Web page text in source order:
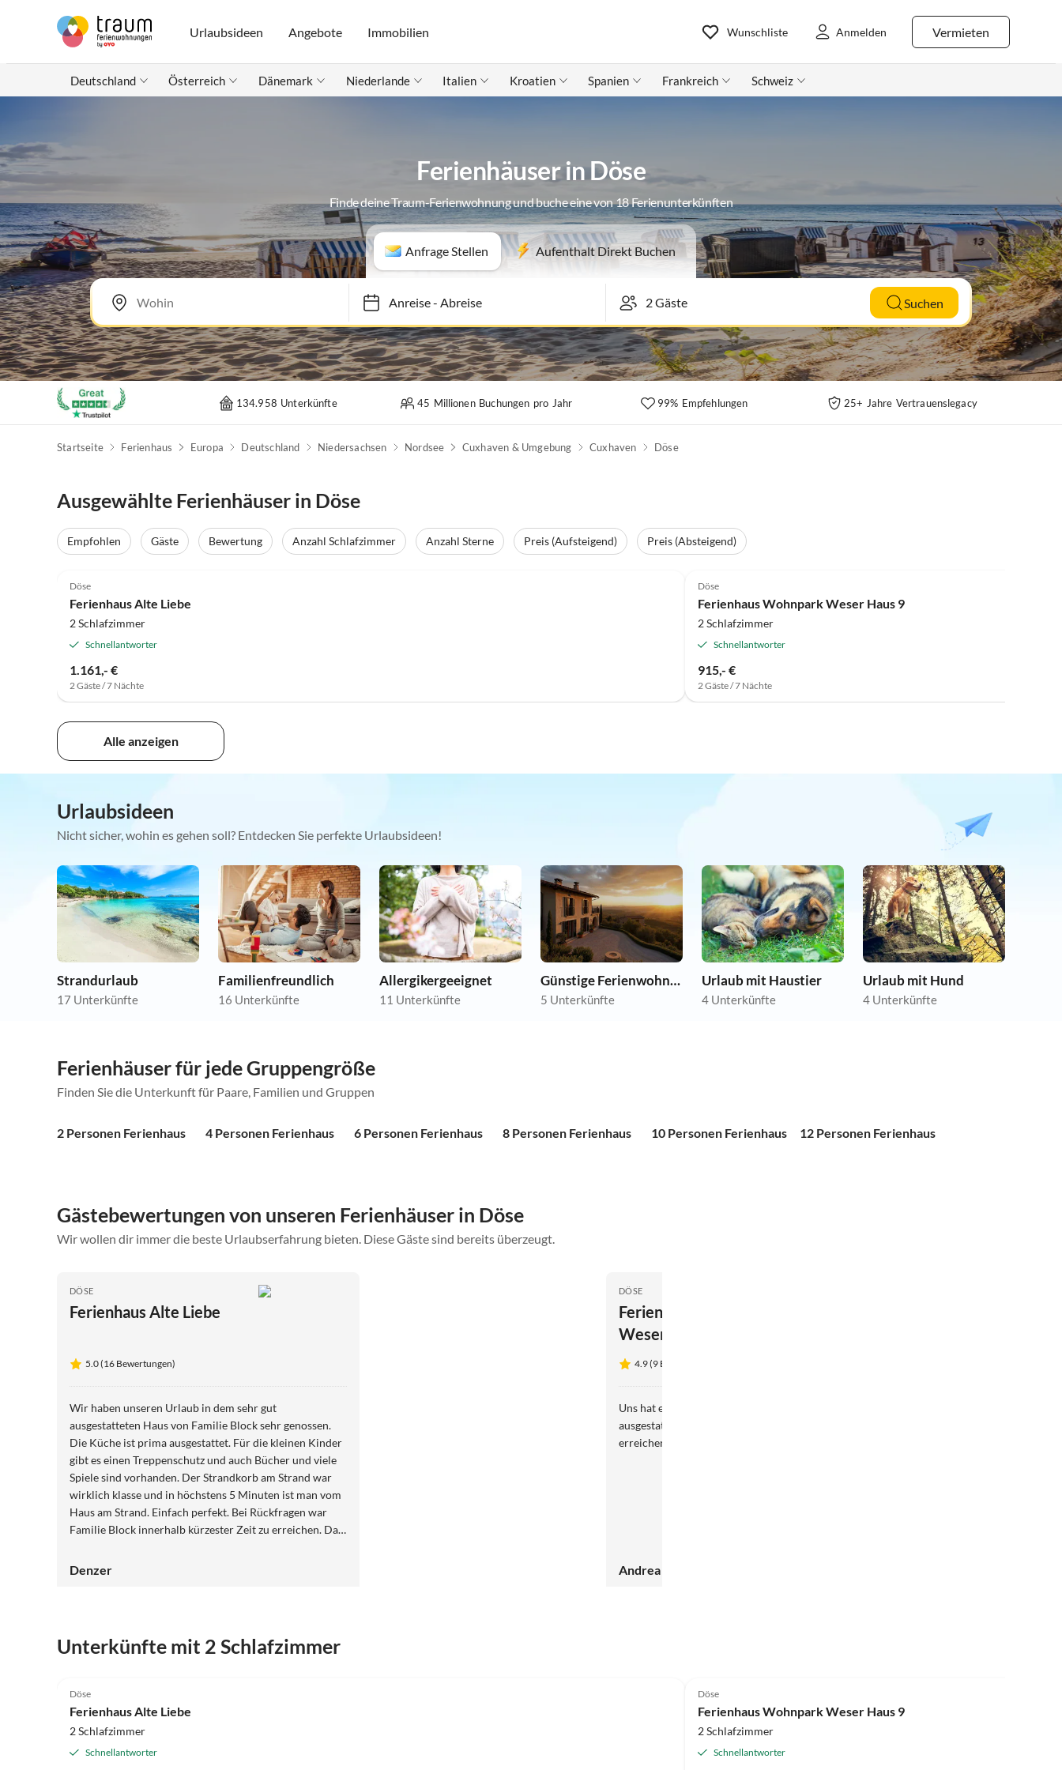
Urlaubsideen Angebote Immobilien Vermieten
Wunschliste Anmelden
Deutschland Österreich Dänemark Niederlande Italien Kroatien Spanien Frankreich Schweiz
Ferienhäuser in Döse
Finde deine Traum-Ferienwohnung und buche eine von 18 Ferienunterkünften
Anfrage Stellen Aufenthalt Direkt Buchen
Anreise- Abreise Suchen
134.958 Unterkünfte 45 Millionen Buchungen pro Jahr 99% Empfehlungen 25+ Jahre Vertrauenslegacy
Startseite Ferienhaus Europa Deutschland Niedersachsen Nordsee Cuxhaven & Umgebung Cuxhaven Döse
Ausgewählte Ferienhäuser in Döse
Empfohlen Gäste Bewertung Anzahl Schlafzimmer Anzahl Sterne Preis (Aufsteigend)
Preis (Absteigend)
Döse
Ferienhaus Alte Liebe
2 Schlafzimmer
Schnellantworter
1.161,- €
2 Gäste / 7 Nächte
Döse
Ferienhaus Wohnpark Weser Haus 9
2 Schlafzimmer
Schnellantworter
915,- €
2 Gäste / 7 Nächte
Alle anzeigen
Urlaubsideen
Nicht sicher, wohin es gehen soll? Entdecken Sie perfekte Urlaubsideen!
Strandurlaub
17 Unterkünfte
Familienfreundlich
16 Unterkünfte
Allergikergeeignet
11 Unterkünfte
Günstige Ferienwohnungen
5 Unterkünfte
Urlaub mit Haustier
4 Unterkünfte
Urlaub mit Hund
4 Unterkünfte
Ferienhäuser für jede Gruppengröße
Finden Sie die Unterkunft für Paare, Familien und Gruppen
2 Personen Ferienhaus 4 Personen Ferienhaus 6 Personen Ferienhaus 8 Personen Ferienhaus 10 Personen Ferienhaus 12 Personen Ferienhaus
Gästebewertungen von unseren Ferienhäuser in Döse
Wir wollen dir immer die beste Urlaubserfahrung bieten. Diese Gäste sind bereits überzeugt.
DÖSE
Ferienhaus Alte Liebe
5.0 (16 Bewertungen)
Wir haben unseren Urlaub in dem sehr gut
ausgestatteten Haus von Familie Block sehr genossen.
Die Küche ist prima ausgestattet. Für die kleinen Kinder
gibt es einen Treppenschutz und auch Bücher und viele
Spiele sind vorhanden. Der Strandkorb am Strand war
wirklich klasse und in höchstens 5 Minuten ist man vom
Haus am Strand. Einfach perfekt. Bei Rückfragen war
Familie Block innerhalb kürzester Zeit zu erreichen. Das
Einkaufen oder zum Bäcker sind es nur ein paar
Denzer
DÖSE
Ferienhaus Wohnpark
Weser Haus 9
4.9 (9 Bewertungen)
Uns hat es sehr gut gefallen, die Küche ist sehr gut
ausgestattet. Die Lage ist super, man kann alles fussläufig
erreichen
Andrea Brokfeld
Unterkünfte mit 2 Schlafzimmer
Döse
Ferienhaus Alte Liebe
2 Schlafzimmer
Schnellantworter
Döse
Ferienhaus Wohnpark Weser Haus 9
2 Schlafzimmer
Schnellantworter